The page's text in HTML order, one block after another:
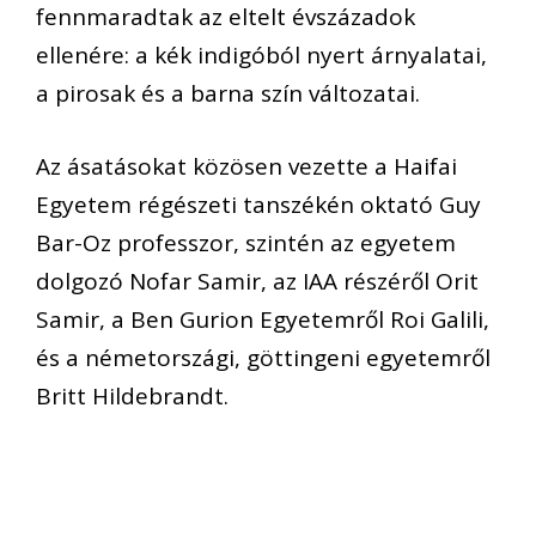
fennmaradtak az eltelt évszázadok
ellenére: a kék indigóból nyert árnyalatai,
a pirosak és a barna szín változatai.
Az ásatásokat közösen vezette a Haifai
Egyetem régészeti tanszékén oktató Guy
Bar-Oz professzor, szintén az egyetem
dolgozó Nofar Samir, az IAA részéről Orit
Samir, a Ben Gurion Egyetemről Roi Galili,
és a németországi, göttingeni egyetemről
Britt Hildebrandt.